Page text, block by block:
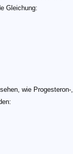
Gleichung:
wie Progesteron-,